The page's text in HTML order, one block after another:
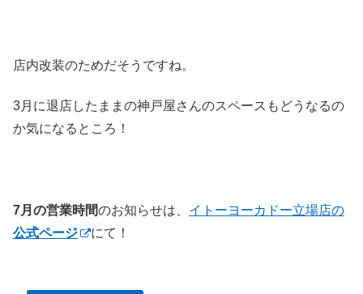
店内改装のためだそうですね。
3月に退店したままの神戸屋さんのスペースもどうなるの
か気になるところ！
7月の営業時間のお知らせは、 イトーヨーカドー立場店の
公式ページ
にて！